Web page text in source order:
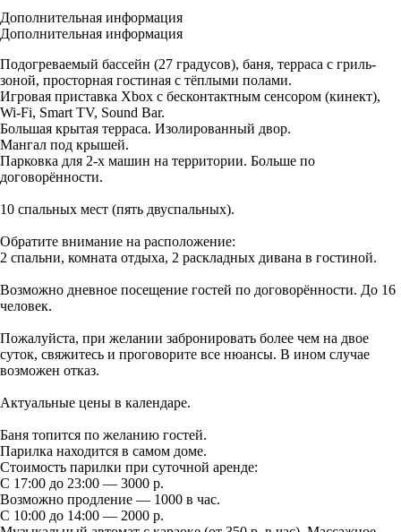
Дополнительная информация
Дополнительная информация
Подогреваемый бассейн (27 градусов), баня, терраса с гриль-
зоной, просторная гостиная с тёплыми полами.
Игровая приставка Xbox с бесконтактным сенсором (кинект),
Wi-Fi, Smart TV, Sound Bar.
Большая крытая терраса. Изолированный двор.
Мангал под крышей.
Парковка для 2-х машин на территории. Больше по
договорённости.
10 спальных мест (пять двуспальных).
Обратите внимание на расположение:
2 спальни, комната отдыха, 2 раскладных дивана в гостиной.
Возможно дневное посещение гостей по договорённости. До 16
человек.
Пожалуйста, при желании забронировать более чем на двое
суток, свяжитесь и проговорите все нюансы. В ином случае
возможен отказ.
Актуальные цены в календаре.
Баня топится по желанию гостей.
Парилка находится в самом доме.
Стоимость парилки при суточной аренде:
С 17:00 до 23:00 — 3000 р.
Возможно продление — 1000 в час.
С 10:00 до 14:00 — 2000 р.